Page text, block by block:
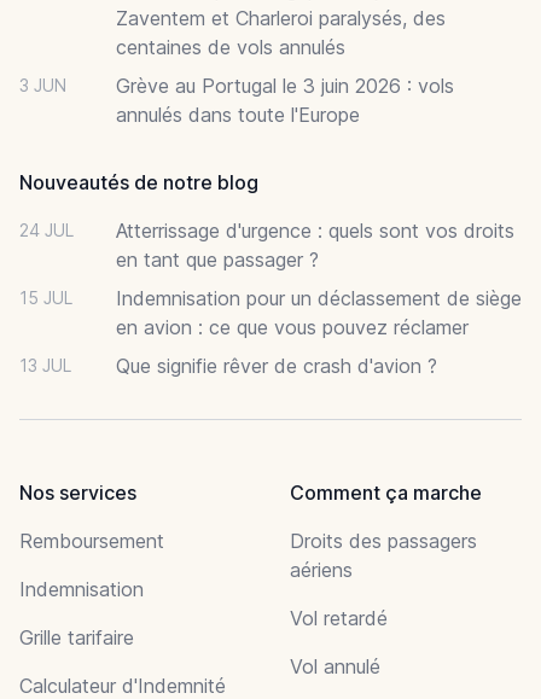
Zaventem et Charleroi paralysés, des
centaines de vols annulés
3 JUN
Grève au Portugal le 3 juin 2026 : vols
annulés dans toute l'Europe
Nouveautés de notre blog
24 JUL
Atterrissage d'urgence : quels sont vos droits
en tant que passager ?
15 JUL
Indemnisation pour un déclassement de siège
en avion : ce que vous pouvez réclamer
13 JUL Que signifie rêver de crash d'avion ?
Nos services
Remboursement
Indemnisation
Grille tarifaire
Calculateur d'Indemnité
Comment ça marche
Droits des passagers
aériens
Vol retardé
Vol annulé